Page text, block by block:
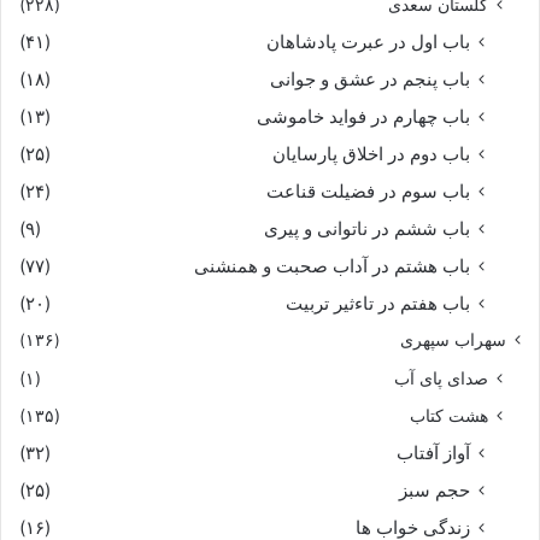
چنین گفت کاندر نهان این سخن
پژوهیم تا خود چه آید ببن‏
ز سودابه چندى سخنها براند
چنین گفت موبد بشاه جهان
چو خواهى که پیدا کنى گفت و گوى
بباید زدن سنگ را بر سبوى‏
که هر چند فرزند هست ارجمند
گلستان سعدی (۲۲۸)
باب اول در عبرت پادشاهان
(۴۱)
باب پنجم در عشق و جوانى
(۱۸)
باب چهارم در فواید خاموشى
(۱۳)
باب دوم در اخلاق پارسایان
(۲۵)
باب سوم در فضیلت قناعت
(۲۴)
باب ششم در ناتوانى و پیرى
(۹)
باب هشتم در آداب صحبت و همنشنى
(۷۷)
باب هفتم در تاءثیر تربیت
(۲۰)
سهراب سپهری (۱۳۶)
صدای پای آب
(۱)
هشت کتاب
(۱۳۵)
آواز آفتاب
(۳۲)
حجم سبز
(۲۵)
زندگی خواب ها
(۱۶)